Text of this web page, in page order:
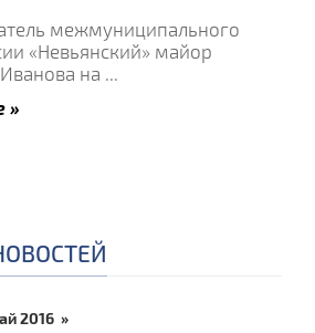
межмуниципального
«Невьянский» майор
на ...
»
2016 »